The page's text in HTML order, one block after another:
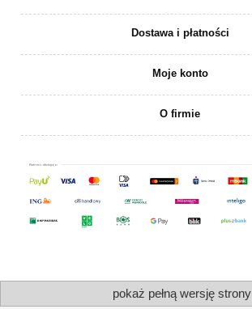
Dostawa i płatności
Moje konto
O firmie
pokaż pełną wersję strony